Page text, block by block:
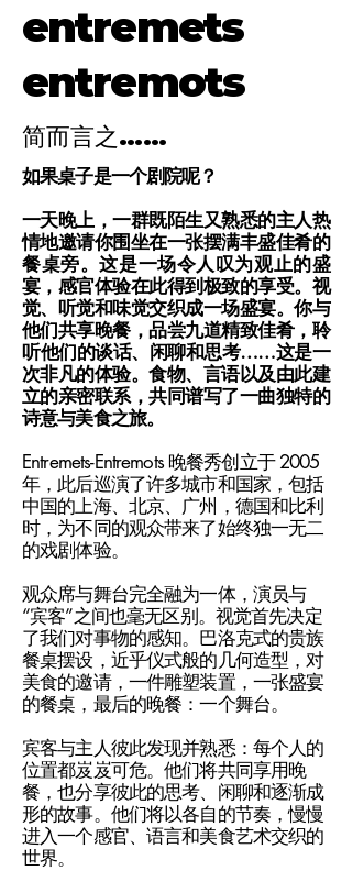
entremets
entremots
简而言之……
如果桌子是一个剧院呢？
一天晚上，一群既陌生又熟悉的主人热
情地邀请你围坐在一张摆满丰盛佳肴的
餐桌旁。这是一场令人叹为观止的盛
宴，感官体验在此得到极致的享受。视
觉、听觉和味觉交织成一场盛宴。你与
他们共享晚餐，品尝九道精致佳肴，聆
听他们的谈话、闲聊和思考……这是一
次非凡的体验。食物、言语以及由此建
立的亲密联系，共同谱写了一曲独特的
诗意与美食之旅。
Entremets-Entremots 晚餐秀创立于 2005
年，此后巡演了许多城市和国家，包括
中国的上海、北京、广州，德国和比利
时，为不同的观众带来了始终独一无二
的戏剧体验。
观众席与舞台完全融为一体，演员与
“宾客”之间也毫无区别。视觉首先决定
了我们对事物的感知。巴洛克式的贵族
餐桌摆设，近乎仪式般的几何造型，对
美食的邀请，一件雕塑装置，一张盛宴
的餐桌，最后的晚餐：一个舞台。
宾客与主人彼此发现并熟悉：每个人的
位置都岌岌可危。他们将共同享用晚
餐，也分享彼此的思考、闲聊和逐渐成
形的故事。他们将以各自的节奏，慢慢
进入一个感官、语言和美食艺术交织的
世界。